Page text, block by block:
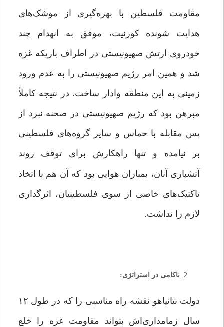
مقاومت فلسطین با بهره‌گیری از موشک‌های
هدایت شونده کورنیت، موفق به انهدام چند
خودروی ارتش صهیونیستی در اطراف باریکه غزه
شد و همین امر رژیم صهیونیستی را به عدم ورود
زمینی به این منطقه وادار ساخت. در نتیجه کاملاً
مبرهن بود که رژیم صهیونیستی در صحنه نبرد از
پس مقابله با حماس و سایر گروه‌های فلسطینی
بر نیامده و تنها راهکارش برای توقف روند
آتشباری آنان، بمباران هوایی بود که آن هم با اتخاذ
تاکتیک‌های خاصی از سوی فلسطینیان، اثرگذاری
لازم را نداشت.
ناکامی در استراتژی:
دولت نتانیاهو نقشه راه مناسبی را که در طول ۱۲
سال زمامداری‌اش بتواند مقاومت غزه را خلع